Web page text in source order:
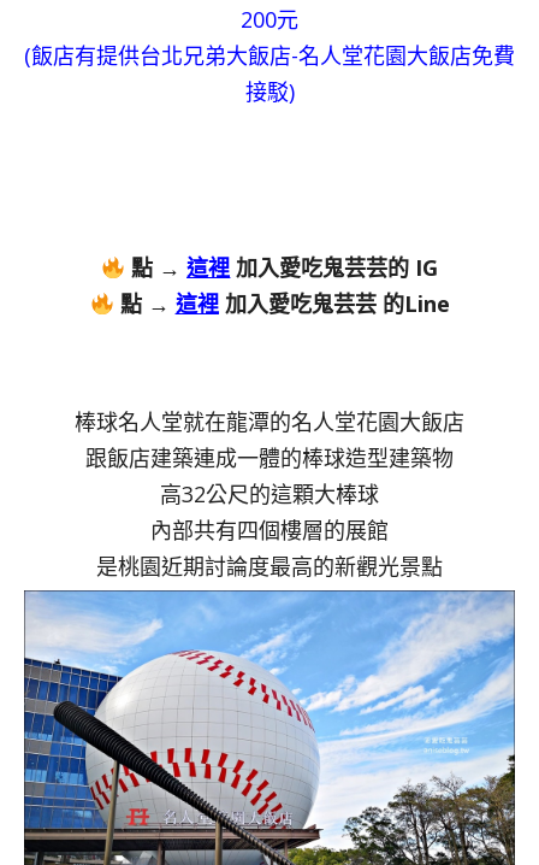
200元
(飯店有提供台北兄弟大飯店-名人堂花園大飯店免費
接駁)
點 → 這裡 加入愛吃鬼芸芸的 IG
點 → 這裡加入愛吃鬼芸芸 的Line
棒球名人堂就在龍潭的名人堂花園大飯店
跟飯店建築連成一體的棒球造型建築物
高32公尺的這顆大棒球
內部共有四個樓層的展館
是桃園近期討論度最高的新觀光景點